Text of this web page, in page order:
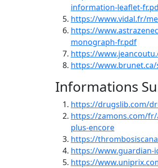
information-leaflet-
https://www.vidal.fr/
https://
monograph-fr.pdf
https://
https://
Informations
https://drugslib.com/
https://zamons.com/
plus-encore
https://
https://www.guardian-
https://